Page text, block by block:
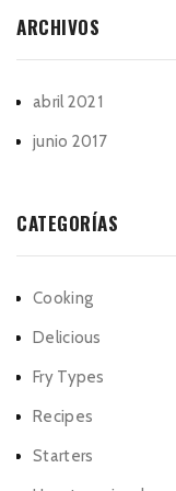
ARCHIVOS
abril 2021
junio 2017
CATEGORÍAS
Cooking
Delicious
Fry Types
Recipes
Starters